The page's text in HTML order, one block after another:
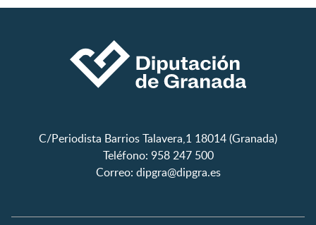
C/Periodista Barrios Talavera,1 18014 (Granada)
Teléfono: 958 247 500
Correo: dipgra@dipgra.es